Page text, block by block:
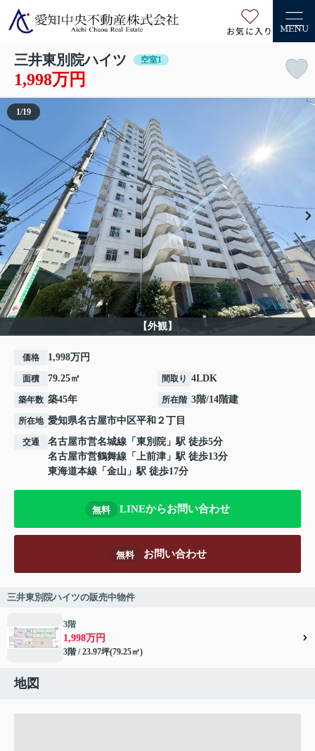
お気に入り MENU
三井東別院ハイツ 空室1
1,998万円
【外観】
1/19
価格 1,998万円
面積 79.25㎡ 間取り 4LDK
築年数 築45年 所在階 3階/14階建
所在地 愛知県名古屋市中区平和 ２丁目
交通 名古屋市営名城線 「 東別院 」駅 徒歩5分
名古屋市営鶴舞線 「 上前津 」駅 徒歩13分
東海道本線 「 金山 」駅 徒歩17分
無料 LINEからお問い合わせ
無料 お問い合わせ
三井東別院ハイツの販売中物件
3階
1,998万円
3階 / 23.97坪(79.25㎡)
地図